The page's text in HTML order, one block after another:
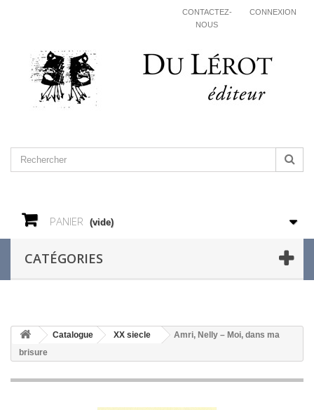
CONNEXION
CONTACTEZ-
NOUS
PANIER (vide)
CATÉGORIES
Catalogue XX siecle
Amri, Nelly – Moi, dans ma
brisure